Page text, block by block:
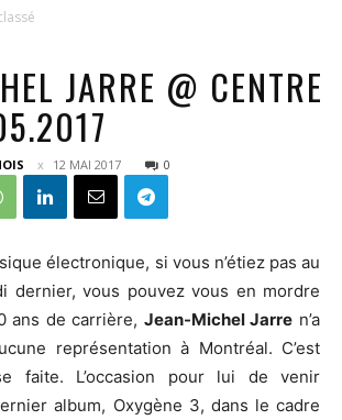
JARRE @ CENTRE
12 MAI 2017 0
électronique, si vous n’étiez pas au
dernier, vous pouvez vous en mordre
ans de carrière, Jean-Michel Jarre n’a
représentation à Montréal. C’est
faite. L’occasion pour lui de venir
album, Oxygène 3, dans le cadre